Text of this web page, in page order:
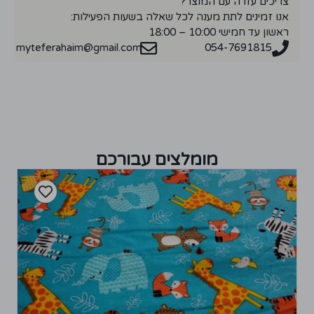
אנו זמינים לתת מענה לכל שאלה בשעות הפעילות:
ראשון עד חמישי 10:00 – 18:00
054-7691815
myteferahaim@gmail.com
מומלצים עבורכם